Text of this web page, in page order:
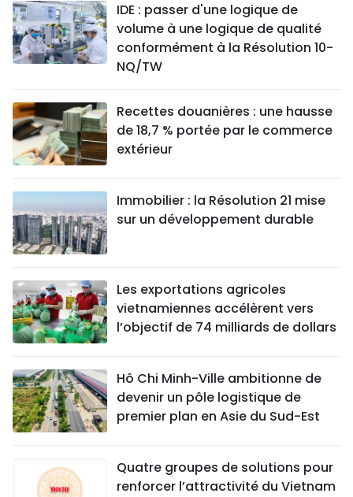
IDE : passer d'une logique de
volume à une logique de qualité
conformément à la Résolution 10-
NQ/TW
Recettes douanières : une hausse
de 18,7 % portée par le commerce
extérieur
Immobilier : la Résolution 21 mise
sur un développement durable
Les exportations agricoles
vietnamiennes accélèrent vers
l’objectif de 74 milliards de dollars
Hô Chi Minh-Ville ambitionne de
devenir un pôle logistique de
premier plan en Asie du Sud-Est
Quatre groupes de solutions pour
renforcer l’attractivité du Vietnam